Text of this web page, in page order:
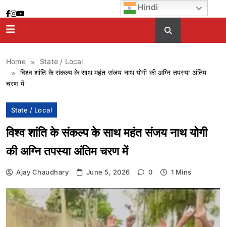
to
content
Home
State / Local
विश्व शांति के संकल्प के साथ महंत संजय नाथ योगी की अग्नि तपस्या अंतिम
चरण में
State / Local
विश्व शांति के संकल्प के साथ महंत संजय नाथ योगी
की अग्नि तपस्या अंतिम चरण में
Ajay Chaudhary June 5, 2026 0 1 Mins
Hindi